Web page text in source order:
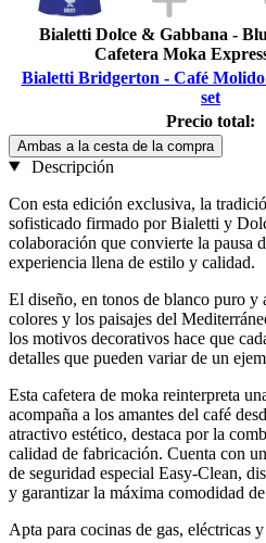
Bialetti Dolce & Gabbana -
Cafetera Moka
Bialetti Bridgerton - Café Molido
set
Precio total:
Ambas a la cesta de la compra
Descripción
Con esta edición exclusiva, la
sofisticado firmado por Bialetti y
colaboración que convierte la pausa
experiencia llena de estilo y calidad.
El diseño, en tonos de blanco puro y
colores y los paisajes del
los motivos decorativos hace que
detalles que pueden variar de un
Esta cafetera de moka reinterpreta
acompaña a los amantes del café
atractivo estético, destaca por la
calidad de fabricación. Cuenta con
de seguridad especial Easy-Clean,
y garantizar la máxima comodidad
Apta para cocinas de gas, eléctricas